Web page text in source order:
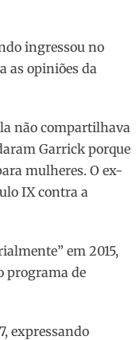
ingressou no
as opiniões da
não compartilhava
Garrick porque
mulheres. O ex-
IX contra a
em 2015,
programa de
expressando